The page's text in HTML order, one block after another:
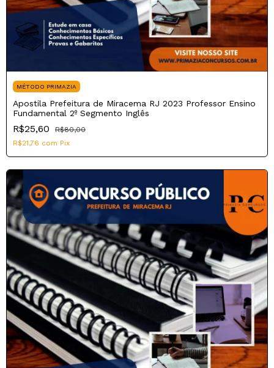
MÉTODO PRIMAZIA
Apostila Prefeitura de Miracema RJ 2023 Professor Ensino
Fundamental 2º Segmento Inglês
R$25,60
R$80,00
R$21,76 com Pix